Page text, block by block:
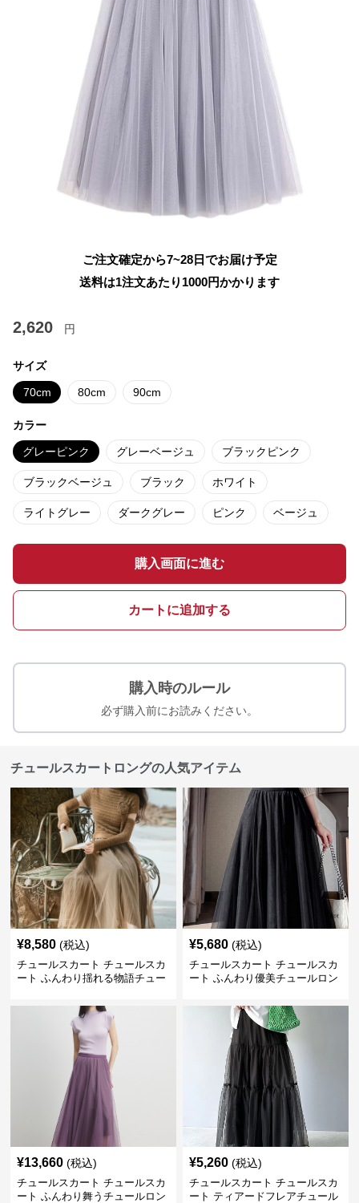
ご注文確定から7~28日でお届け予定
送料は1注文あたり 1000円かかります
2,620 円
サイズ
70cm 80cm 90cm
カラー
グレーピンク グレーベージュ ブラックピンク
ブラックベージュ ブラック ホワイト
ライトグレー ダークグレー ピンク ベージュ
購入画面に進む
カートに追加する
購入時のルール
必ず購入前にお読みください。
チュールスカートロングの人気アイテム
¥8,580 (税込)
チュールスカート チュールスカ
ート ふんわり揺れる物語チュー
¥5,680 (税込)
チュールスカート チュールスカ
ート ふんわり優美チュールロン
¥13,660 (税込)
チュールスカート チュールスカ
ート ふんわり舞うチュールロン
¥5,260 (税込)
チュールスカート チュールスカ
ート ティアードフレアチュール